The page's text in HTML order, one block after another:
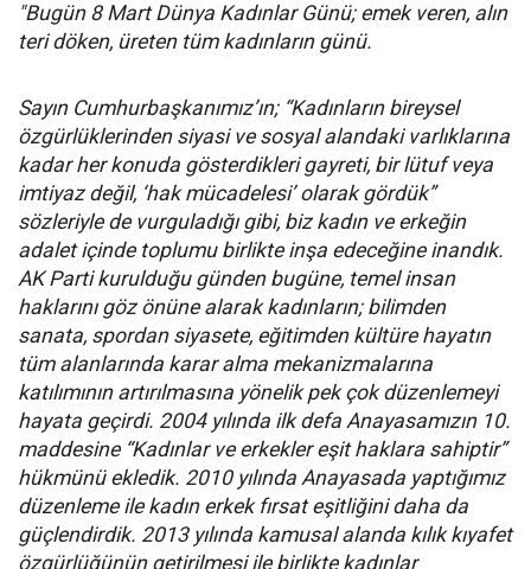
"Bugün 8 Mart Dünya Kadınlar Günü; emek veren, alın
teri döken, üreten tüm kadınların günü.
Sayın Cumhurbaşkanımız’ın; “Kadınların bireysel
özgürlüklerinden siyasi ve sosyal alandaki varlıklarına
kadar her konuda gösterdikleri gayreti, bir lütuf veya
imtiyaz değil, ‘hak mücadelesi’ olarak gördük”
sözleriyle de vurguladığı gibi, biz kadın ve erkeğin
adalet içinde toplumu birlikte inşa edeceğine inandık.
AK Parti kurulduğu günden bugüne, temel insan
haklarını göz önüne alarak kadınların; bilimden
sanata, spordan siyasete, eğitimden kültüre hayatın
tüm alanlarında karar alma mekanizmalarına
katılımının artırılmasına yönelik pek çok düzenlemeyi
hayata geçirdi. 2004 yılında ilk defa Anayasamızın 10.
maddesine “Kadınlar ve erkekler eşit haklara sahiptir”
hükmünü ekledik. 2010 yılında Anayasada yaptığımız
düzenleme ile kadın erkek fırsat eşitliğini daha da
güçlendirdik. 2013 yılında kamusal alanda kılık kıyafet
özgürlüğünün getirilmesi ile birlikte kadınlar